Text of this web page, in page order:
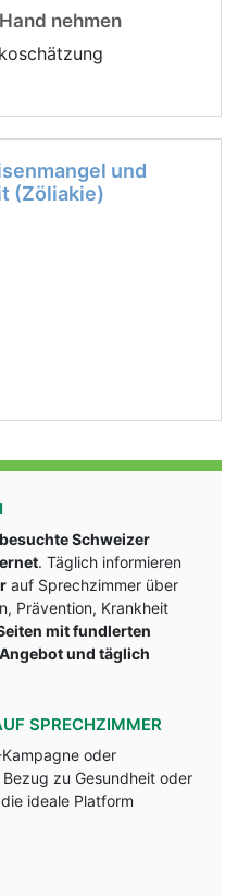
nehmen
und
(Zöliakie)
Schweizer
. Täglich informieren
auf Sprechzimmer über
Prävention, Krankheit
mit fundlerten
und täglich
SPRECHZIMMER
oder
zu Gesundheit oder
ideale Platform